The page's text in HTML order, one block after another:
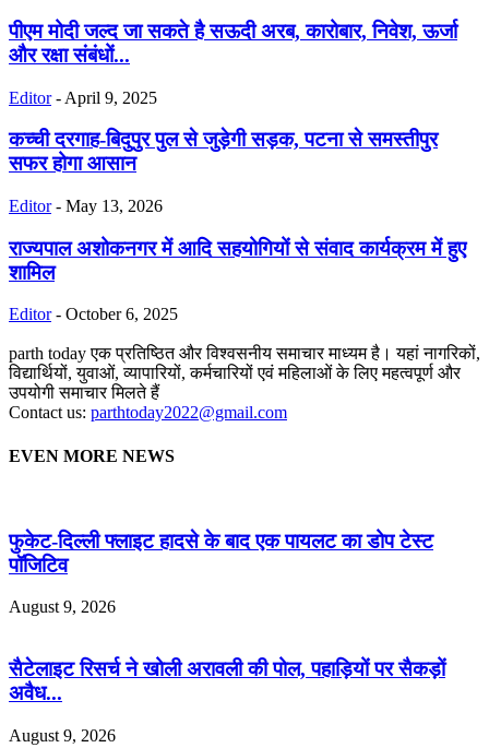
पीएम मोदी जल्द जा सकते है सऊदी अरब, कारोबार, निवेश, ऊर्जा
और रक्षा संबंधों...
Editor - April 9, 2025
कच्ची दरगाह-बिदुपुर पुल से जुड़ेगी सड़क, पटना से समस्तीपुर
सफर होगा आसान
Editor - May 13, 2026
राज्यपाल अशोकनगर में आदि सहयोगियों से संवाद कार्यक्रम में हुए
शामिल
Editor - October 6, 2025
parth today एक प्रतिष्ठित और विश्वसनीय समाचार माध्यम है। यहां नागरिकों,
विद्यार्थियों, युवाओं, व्यापारियों, कर्मचारियों एवं महिलाओं के लिए महत्वपूर्ण और
उपयोगी समाचार मिलते हैं
Contact us: parthtoday2022@gmail.com
EVEN MORE NEWS
फुकेट-दिल्ली फ्लाइट हादसे के बाद एक पायलट का डोप टेस्ट
पॉजिटिव
August 9, 2026
सैटेलाइट रिसर्च ने खोली अरावली की पोल, पहाड़ियों पर सैकड़ों
अवैध...
August 9, 2026